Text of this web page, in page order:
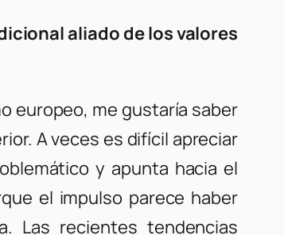
aliado de los valores
europeo, me gustaría saber
A veces es difícil apreciar
y apunta hacia el
el impulso parece haber
Las recientes tendencias